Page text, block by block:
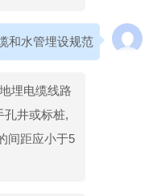
和水管埋设规范
埋电缆线路
孔井或标桩,
间距应小于5